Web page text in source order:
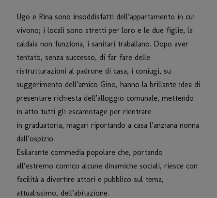
Ugo e Rina sono insoddisfatti dell’appartamento in cui
vivono; i locali sono stretti per loro e le due figlie, la
caldaia non funziona, i sanitari traballano. Dopo aver
tentato, senza successo, di far fare delle
ristrutturazioni al padrone di casa, i coniugi, su
suggerimento dell’amico Gino, hanno la brillante idea di
presentare richiesta dell’alloggio comunale, mettendo
in atto tutti gli escamotage per rientrare
in graduatoria, magari riportando a casa l’anziana nonna
dall’ospizio.
Esilarante commedia popolare che, portando
all’estremo comico alcune dinamiche sociali, riesce con
facilità a divertire attori e pubblico sul tema,
attualissimo, dell’abitazione.